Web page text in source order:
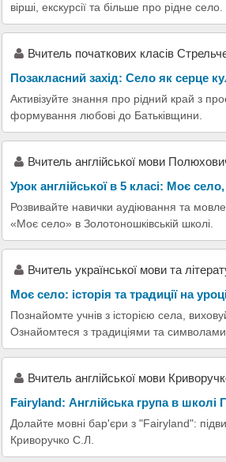
вірші, екскурсії та більше про рідне село.
Вчитель початкових класів
Позакласний захід: Село як серце
Активізуйте знання про рідний край з
формування любові до Батьківщини.
Вчитель англійської мови
Урок англійської в 5 класі: Моє
Розвивайте навички аудіювання та
«Моє село» в Золотоношківській школі.
Вчитель української мови та
Моє село: історія та традиції на
Познайомте учнів з історією села,
Ознайомтеся з традиціями та символами
Вчитель англійської мови
Fairyland: Англійська група в школі
Долайте мовні бар'єри з "Fairyland":
Криворучко С.Л.